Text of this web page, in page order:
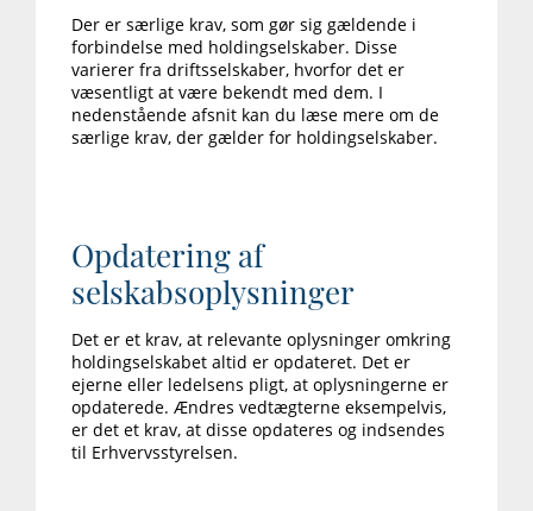
Der er særlige krav, som gør sig gældende i
forbindelse med holdingselskaber. Disse
varierer fra driftsselskaber, hvorfor det er
væsentligt at være bekendt med dem. I
nedenstående afsnit kan du læse mere om de
særlige krav, der gælder for holdingselskaber.
Opdatering af
selskabsoplysninger
Det er et krav, at relevante oplysninger omkring
holdingselskabet altid er opdateret. Det er
ejerne eller ledelsens pligt, at oplysningerne er
opdaterede. Ændres vedtægterne eksempelvis,
er det et krav, at disse opdateres og indsendes
til Erhvervsstyrelsen.